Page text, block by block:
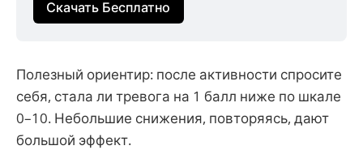
Скачать Бесплатно
Полезный ориентир: после активности спросите
себя, стала ли тревога на 1 балл ниже по шкале
0–10. Небольшие снижения, повторяясь, дают
большой эффект.